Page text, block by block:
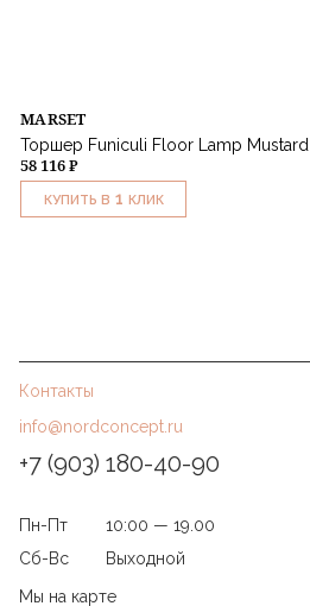
MARSET
Торшер Funiculi Floor Lamp Mustard
58 116 ₽
КУПИТЬ В 1 КЛИК
Контакты
info@nordconcept.ru
+7 (903) 180-40-90
Пн-Пт
10:00 — 19.00
Сб-Вс
Выходной
Мы на карте